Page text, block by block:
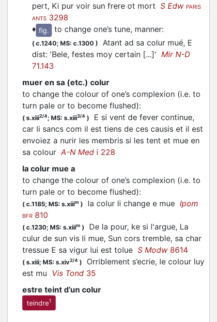
pert, Ki pur voir sun frere ot mort S Edw PARIS
ANTS 3298
♦ fig. to change one’s tune, manner:
( c.1240; MS: c.1300 ) Atant ad sa colur mué, E
dist: 'Bele, festes moy certain [...]' Mir N-D
71.143
muer en sa (etc.) colur
to change the colour of one’s complexion (i.e. to
turn pale or to become flushed):
( s.xiii2/4; MS: s.xiii3/4 )
E si vent de fever continue,
car li sancs com il est tiens de ces causis et il est
envoiez a nurir les membris si les tent et mue en
sa colour A-N Med i 228
la colur mue a
to change the colour of one’s complexion (i.e. to
turn pale or to become flushed):
( c.1185; MS: s.xiiim ) la colur li change e mue Ipom
BFR 810
( c.1230; MS: s.xiiim )
De la pour, ke si l'argue, La
culur de sun vis li mue, Sun cors tremble, sa char
tressue E sa vigur lui est tolue S Modw 8614
( s.xiii; MS: s.xiv2/4 )
Orriblement s’ecrie, le colour luy
est mu Vis Tond 35
estre teint d’un colur
teindre1